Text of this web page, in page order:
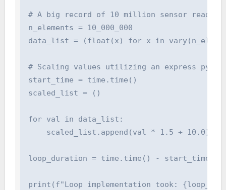
# A big record of 10 million sensor
n_elements = 10_000_000
data_list = (float(x) for x in
# Scaling values utilizing an express
start_time = time.time()
scaled_list = ()
for val in data_list:
    scaled_list.append(val * 1.5 + 10.0)
loop_duration = time.time() - start_time
print(f"Loop implementation took: